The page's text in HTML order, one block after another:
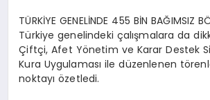
TÜRKİYE GENELİNDE 455 BİN BAĞIMSIZ
Türkiye genelindeki çalışmalara da
Çiftçi, Afet Yönetim ve Karar Destek
Kura Uygulaması ile düzenlenen
noktayı özetledi.